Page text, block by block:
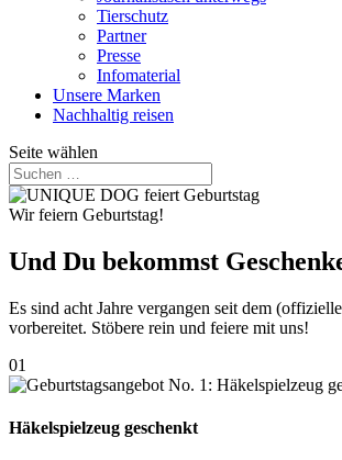
Tierschutz
Partner
Presse
Infomaterial
Unsere Marken
Nachhaltig reisen
Seite wählen
Wir feiern Geburtstag!
Und Du bekommst
Es sind acht Jahre vergangen seit dem
vorbereitet. Stöbere rein und feiere mit uns!
01
Häkelspielzeug geschenkt